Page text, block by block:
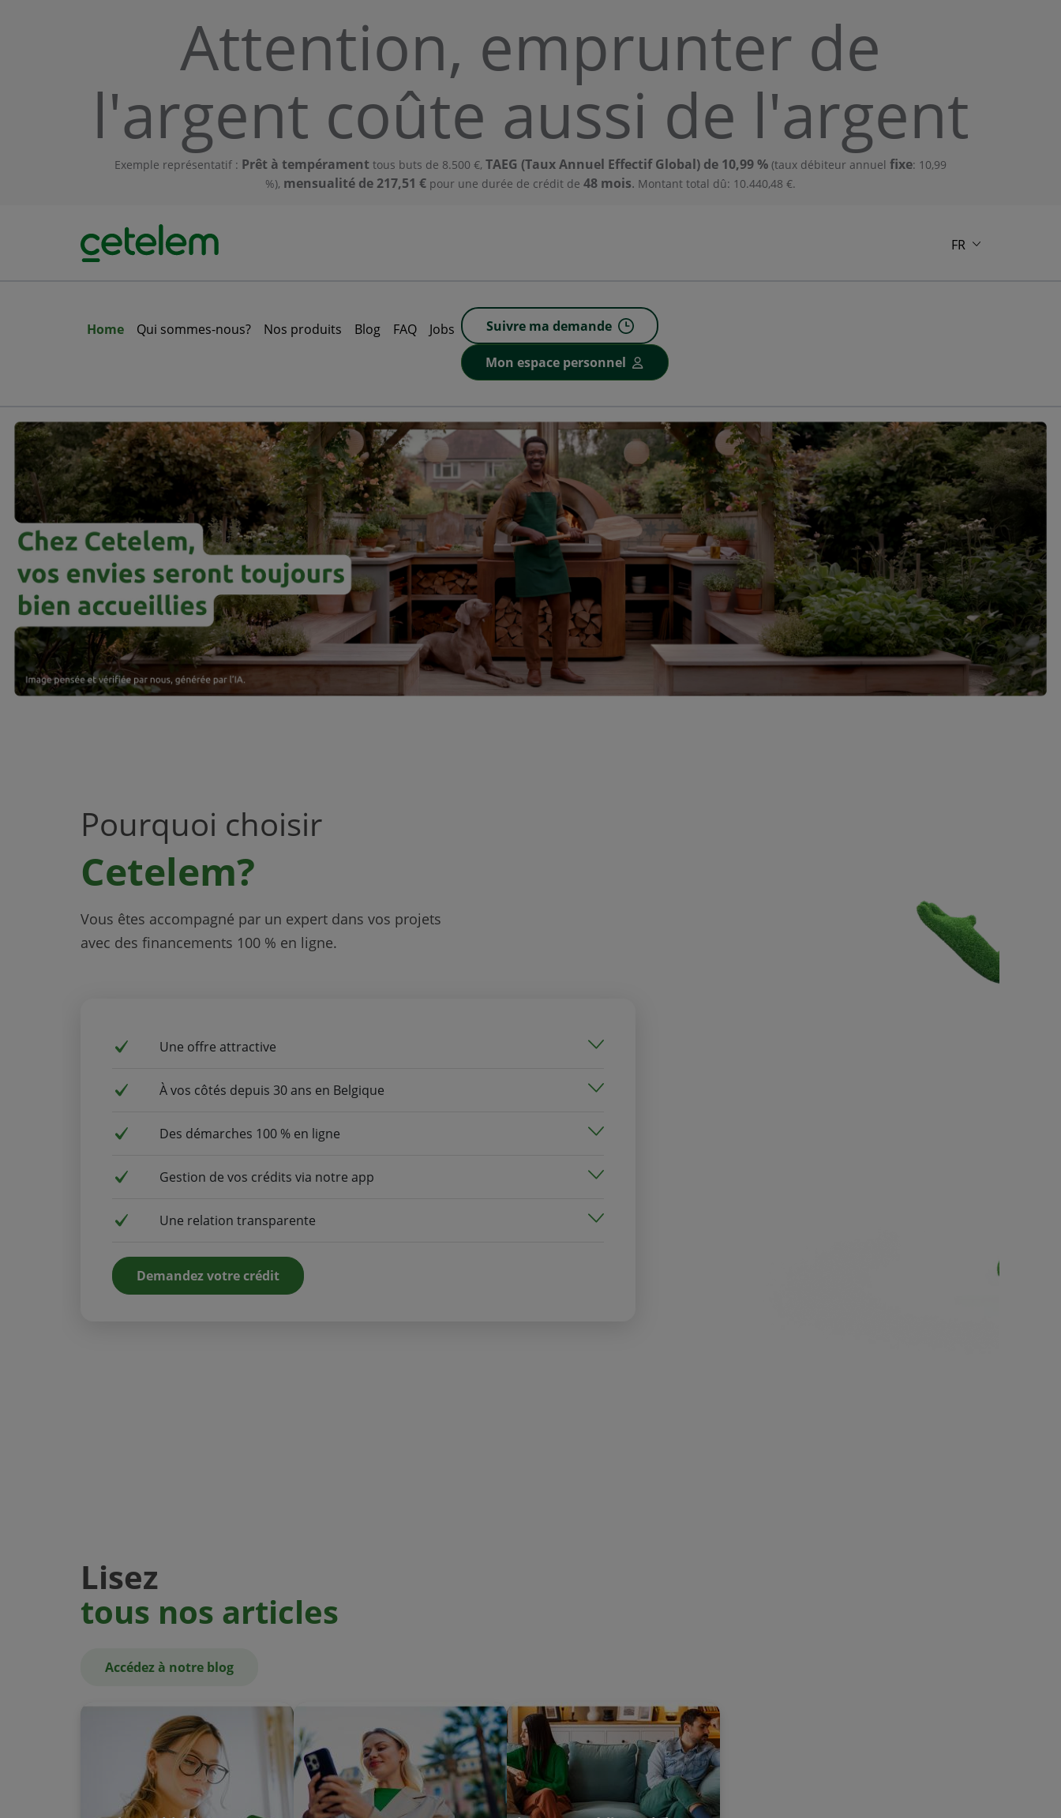
Attention, emprunter de
l'argent coûte aussi de l'argent
Exemple représentatif : Prêt à tempérament tous buts de 8.500 €, TAEG (Taux Annuel Effectif Global) de 10,99 % (taux débiteur annuel fixe: 10,99
%), mensualité de 217,51 € pour une durée de crédit de 48 mois. Montant total dû: 10.440,48 €.
FR
Home Qui sommes-nous? Nos produits Blog FAQ Jobs Suivre ma demande
Mon espace personnel
Pourquoi choisir
Cetelem?
Vous êtes accompagné par un expert dans vos projets
avec des financements 100 % en ligne.
Une offre attractive
À vos côtés depuis 30 ans en Belgique
Des démarches 100 % en ligne
Gestion de vos crédits via notre app
Une relation transparente
Demandez votre crédit
Lisez
tous nos articles
Accédez à notre blog